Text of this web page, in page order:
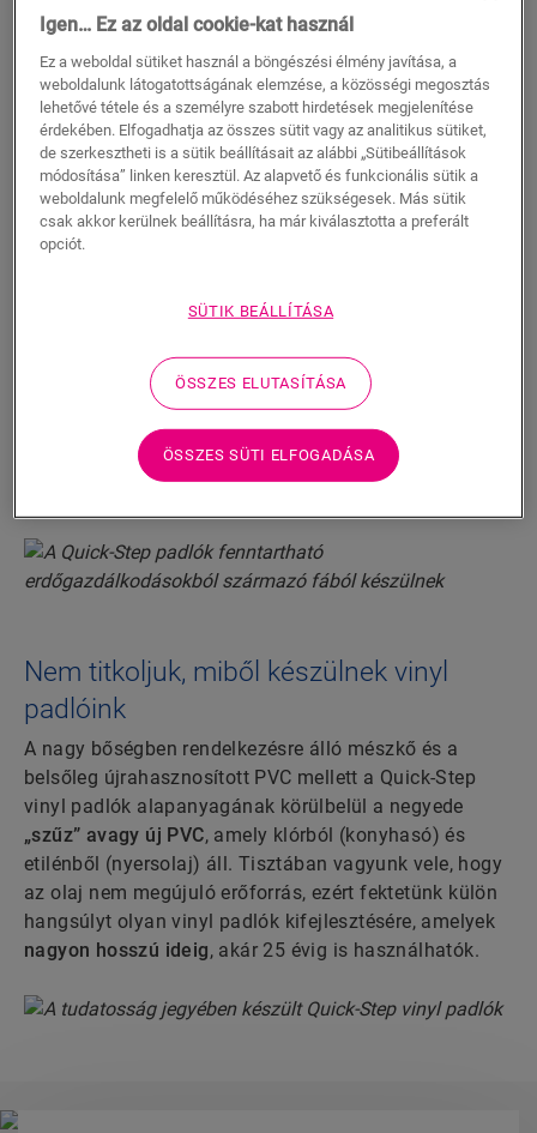
Fenntartható erdőgazdálkodás
A fenntartható erdőgazdálkodás része, hogy a fákat, a
bolygó védelmét, és a biodiverzitást szem előtt tartva
termelik ki, és nem vágják ki gyorsabban őket, mint
amilyen tempóban új fákat ültetnek. Igyekszünk olyan
érdekében, például kisebb vagy meghajlott fákat,
amelyek a padlókhoz tökéletesen megfelelnek. Azzal,
hogy fenntartható erdőgazdálkodásokból származó
faanyagot használunk, biztosak lehetünk benne, hogy
a tevékenységünk nem járul hozzá az erdőirtáshoz és
Nem titkoljuk, miből készülnek vinyl
padlóink
A nagy bőségben rendelkezésre álló mészkő és a
belsőleg újrahasznosított PVC mellett a Quick-Step
vinyl padlók alapanyagának körülbelül a negyede
„szűz” avagy új PVC, amely klórból (konyhasó) és
etilénből (nyersolaj) áll. Tisztában vagyunk vele, hogy
az olaj nem megújuló erőforrás, ezért fektetünk külön
hangsúlyt olyan vinyl padlók kifejlesztésére, amelyek
nagyon hosszú ideig, akár 25 évig is használhatók.
Igen… Ez az oldal cookie-kat használ
Ez a weboldal sütiket használ a böngészési élmény javítása, a
weboldalunk látogatottságának elemzése, a közösségi megosztás
lehetővé tétele és a személyre szabott hirdetések megjelenítése
érdekében. Elfogadhatja az összes sütit vagy az analitikus sütiket,
de szerkesztheti is a sütik beállításait az alábbi „Sütibeállítások
módosítása” linken keresztül. Az alapvető és funkcionális sütik a
weboldalunk megfelelő működéséhez szükségesek. Más sütik
csak akkor kerülnek beállításra, ha már kiválasztotta a preferált
opciót.
SÜTIK BEÁLLÍTÁSA
ÖSSZES ELUTASÍTÁSA
ÖSSZES SÜTI ELFOGADÁSA